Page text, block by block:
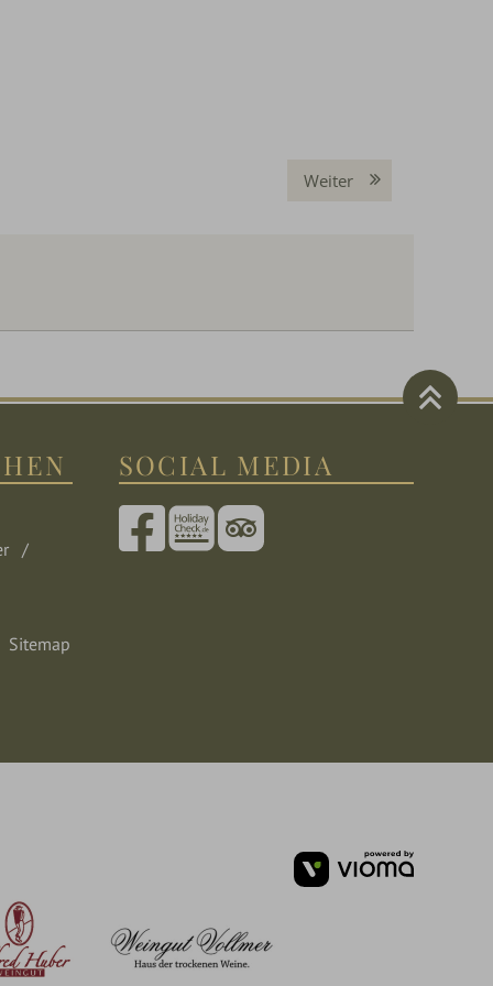
Weiter
Sitemap
SOCIAL MEDIA
vioma
GmbH